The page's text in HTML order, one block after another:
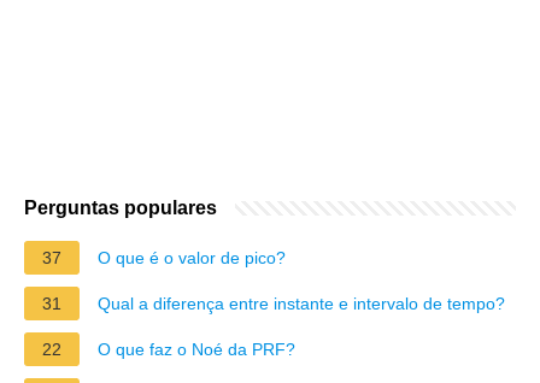
Perguntas populares
37 O que é o valor de pico?
31 Qual a diferença entre instante e intervalo de tempo?
22 O que faz o Noé da PRF?